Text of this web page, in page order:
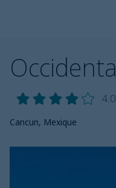
4.0
Cancun, Mexique